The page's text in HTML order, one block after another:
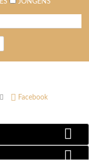
JONGENS
Facebook